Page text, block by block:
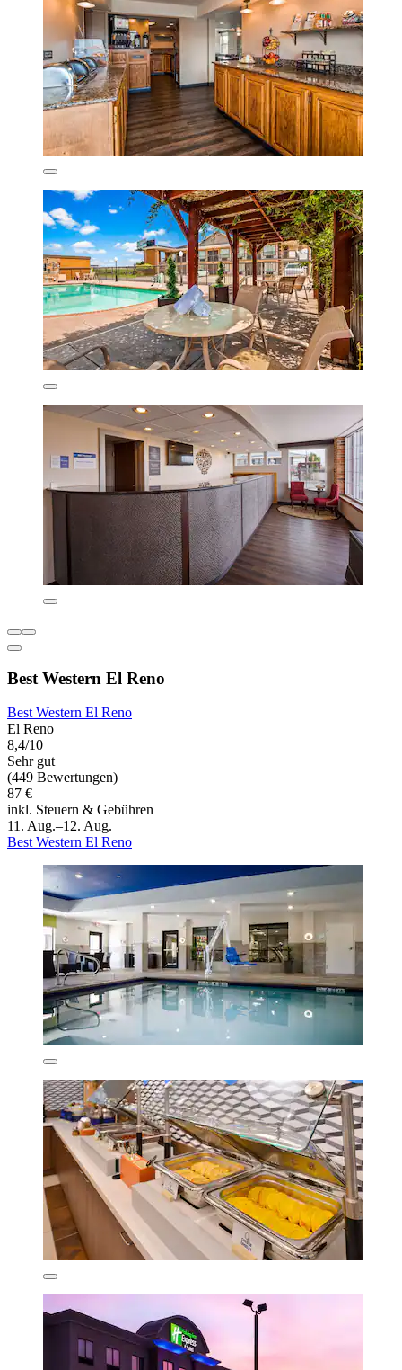
Best Western El Reno
Best Western El Reno
El Reno
8,4/10
Sehr gut
(449 Bewertungen)
87 €
inkl. Steuern & Gebühren
11. Aug.–12. Aug.
Best Western El Reno